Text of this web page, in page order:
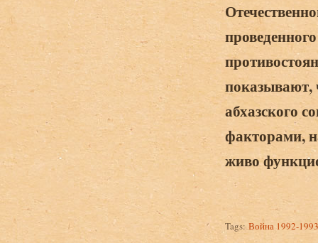
показывают,
абхазского
факторами,
живо
Tags:Война 1992-